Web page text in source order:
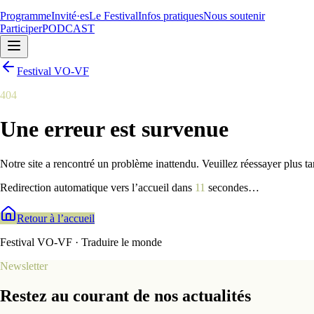
ProgrammeInvité·esLe FestivalInfos pratiquesNous soutenir
ParticiperPODCAST
Festival VO-VF
404
Une erreur est survenue
Notre site a rencontré un problème inattendu. Veuillez réessayer plus
Redirection automatique vers l’accueil dans 10 secondes…
Retour à l’accueil
Festival VO-VF · Traduire le monde
Newsletter
Restez au courant de nos actualités